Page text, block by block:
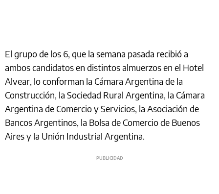
El grupo de los 6, que la semana pasada recibió a
ambos candidatos en distintos almuerzos en el Hotel
Alvear, lo conforman la Cámara Argentina de la
Construcción, la Sociedad Rural Argentina, la Cámara
Argentina de Comercio y Servicios, la Asociación de
Bancos Argentinos, la Bolsa de Comercio de Buenos
Aires y la Unión Industrial Argentina.